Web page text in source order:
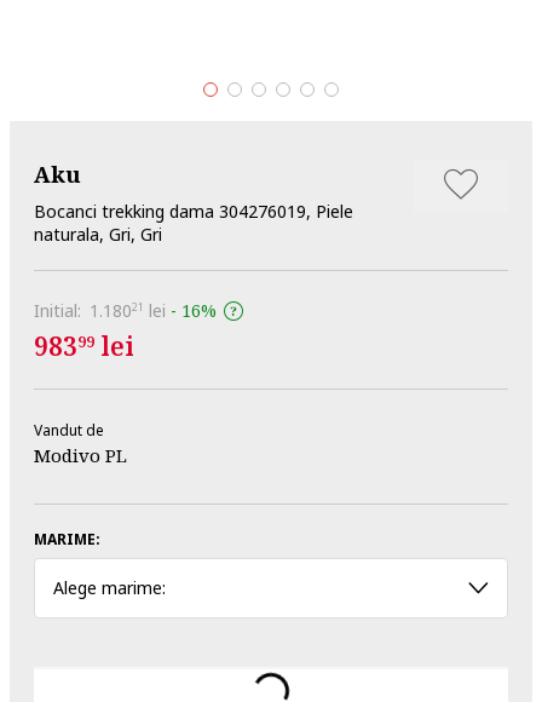
Aku
Bocanci trekking dama 304276019, Piele
naturala, Gri, Gri
Initial: 1.18021 lei - 16%
98399 lei
Vandut de
Modivo PL
MARIME:
Alege marime: